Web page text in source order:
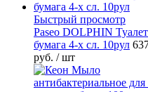
Быстрый просмотр
Paseo DOLPHIN
бумага 4-х сл. 10рул
руб. / шт